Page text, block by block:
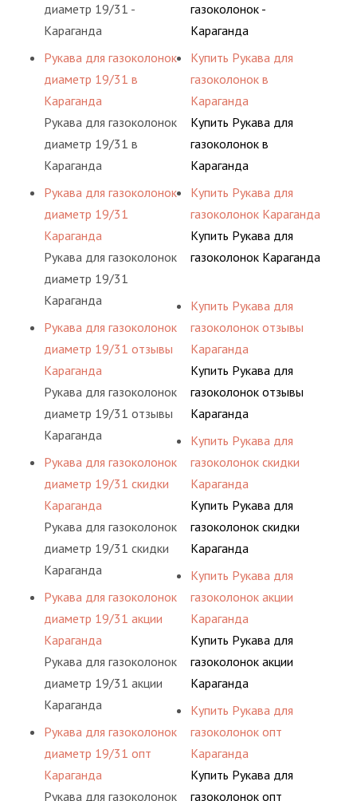
диаметр 19/31 -
Караганда
Рукава для газоколонок
диаметр 19/31 в
Караганда
Рукава для газоколонок
диаметр 19/31 в
Караганда
Рукава для газоколонок
диаметр 19/31
Караганда
Рукава для газоколонок
диаметр 19/31
Караганда
Рукава для газоколонок
диаметр 19/31 отзывы
Караганда
Рукава для газоколонок
диаметр 19/31 отзывы
Караганда
Рукава для газоколонок
диаметр 19/31 скидки
Караганда
Рукава для газоколонок
диаметр 19/31 скидки
Караганда
Рукава для газоколонок
диаметр 19/31 акции
Караганда
Рукава для газоколонок
диаметр 19/31 акции
Караганда
Рукава для газоколонок
диаметр 19/31 опт
Караганда
Рукава для газоколонок
газоколонок -
Караганда
Купить Рукава для
газоколонок в
Караганда
Купить Рукава для
газоколонок в
Караганда
Купить Рукава для
газоколонок Караганда
Купить Рукава для
газоколонок Караганда
Купить Рукава для
газоколонок отзывы
Караганда
Купить Рукава для
газоколонок отзывы
Караганда
Купить Рукава для
газоколонок скидки
Караганда
Купить Рукава для
газоколонок скидки
Караганда
Купить Рукава для
газоколонок акции
Караганда
Купить Рукава для
газоколонок акции
Караганда
Купить Рукава для
газоколонок опт
Караганда
Купить Рукава для
газоколонок опт